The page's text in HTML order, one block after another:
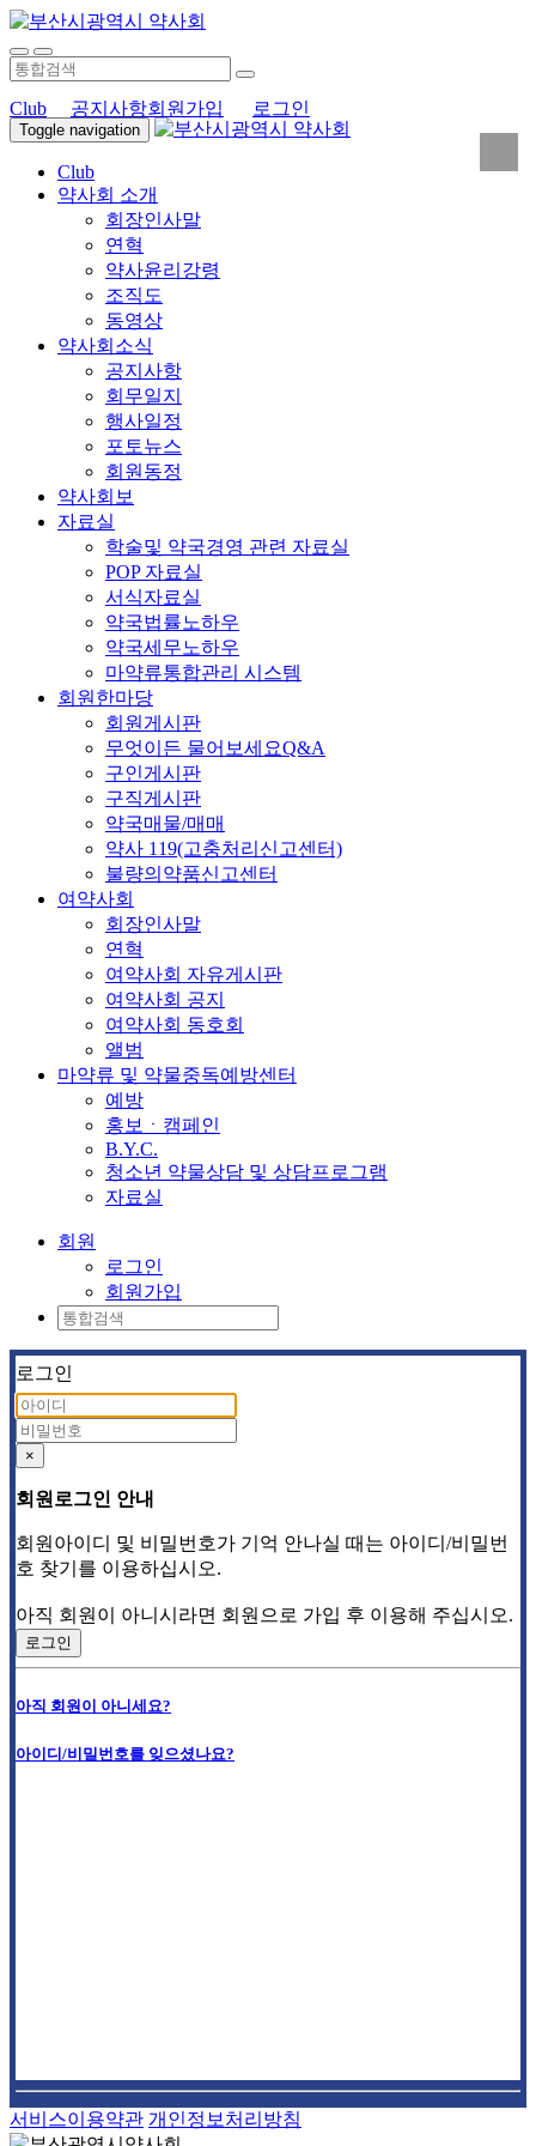
Club 공지사항회원가입 로그인
Toggle navigation
Club
약사회 소개
회장인사말
연혁
약사윤리강령
조직도
동영상
약사회소식
공지사항
회무일지
행사일정
포토뉴스
회원동정
약사회보
자료실
학술및 약국경영 관련 자료실
POP 자료실
서식자료실
약국법률노하우
약국세무노하우
마약류통합관리 시스템
회원한마당
회원게시판
무엇이든 물어보세요Q&A
구인게시판
구직게시판
약국매물/매매
약사 119(고충처리신고센터)
불량의약품신고센터
여약사회
회장인사말
연혁
여약사회 자유게시판
여약사회 공지
여약사회 동호회
앨범
마약류 및 약물중독예방센터
예방
홍보ㆍ캠페인
B.Y.C.
청소년 약물상담 및 상담프로그램
자료실
회원
로그인
회원가입
로그인
×
회원로그인 안내
회원아이디 및 비밀번호가 기억 안나실 때는 아이디/비밀번
호 찾기를 이용하십시오.
아직 회원이 아니시라면 회원으로 가입 후 이용해 주십시오.
로그인
아직 회원이 아니세요?
아이디/비밀번호를 잊으셨나요?
서비스이용약관 개인정보처리방침